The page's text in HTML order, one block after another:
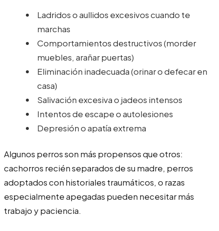
Ladridos o aullidos excesivos cuando te
marchas
Comportamientos destructivos (morder
muebles, arañar puertas)
Eliminación inadecuada (orinar o defecar en
casa)
Salivación excesiva o jadeos intensos
Intentos de escape o autolesiones
Depresión o apatía extrema
Algunos perros son más propensos que otros:
cachorros recién separados de su madre, perros
adoptados con historiales traumáticos, o razas
especialmente apegadas pueden necesitar más
trabajo y paciencia.